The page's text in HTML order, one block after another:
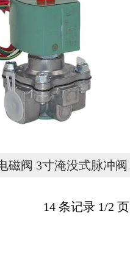
磁阀 3寸淹没式脉冲阀
14 条记录 1/2 页